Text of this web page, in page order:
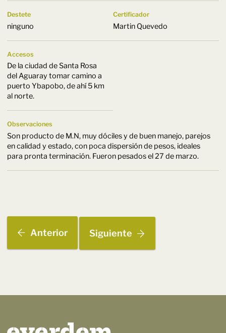
Destete
ninguno
Certificador
Martin Quevedo
Accesos
De la ciudad de Santa Rosa
del Aguaray tomar camino a
puerto Ybapobo, de ahí 5 km
al norte.
Observaciones
Son producto de M.N, muy dóciles y de buen manejo, parejos
en calidad y estado, con poca dispersión de pesos, ideales
para pronta terminación. Fueron pesados el 27 de marzo.
Anterior Siguiente